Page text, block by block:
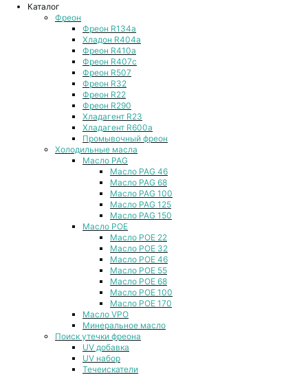
Каталог
Фреон
Фреон R134a
Хладон R404a
Фреон R410a
Фреон R407с
Фреон R507
Фреон R32
Фреон R22
Фреон R290
Хладагент R23
Хладагент R600a
Промывочный фреон
Холодильные масла
Масло PAG
Масло PAG 46
Масло PAG 68
Масло PAG 100
Масло PAG 125
Масло PAG 150
Масло POE
Масло POE 22
Масло POE 32
Масло POE 46
Масло POE 55
Масло POE 68
Масло POE 100
Масло POE 170
Масло VPO
Минеральное масло
Поиск утечки фреона
UV добавка
UV набор
Течеискатели